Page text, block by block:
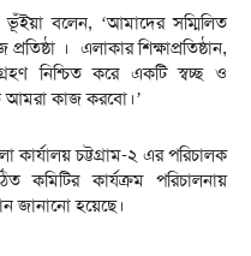
ভূঁইয়া বলেন, ‘আমাদের সম্মিলিত
। এলাকার শিক্ষাপ্রতিষ্ঠান,
নিশ্চিত করে একটি স্বচ্ছ ও
আমরা কাজ করবো।’
কার্যালয় চট্টগ্রাম-২ এর পরিচালক
কমিটির কার্যক্রম পরিচালনায়
জানানো হয়েছে।